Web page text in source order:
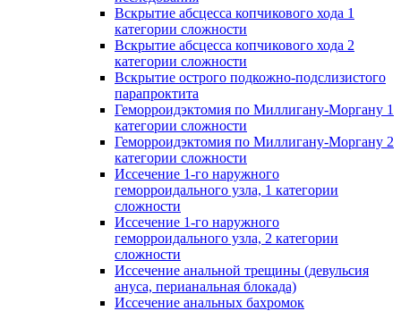
Вскрытие абсцесса копчикового хода 1
категории сложности
Вскрытие абсцесса копчикового хода 2
категории сложности
Вскрытие острого подкожно-подслизистого
парапроктита
Геморроидэктомия по Миллигану-Моргану 1
категории сложности
Геморроидэктомия по Миллигану-Моргану 2
категории сложности
Иссечение 1-го наружного
геморроидального узла, 1 категории
сложности
Иссечение 1-го наружного
геморроидального узла, 2 категории
сложности
Иссечение анальной трещины (девульсия
ануса, перианальная блокада)
Иссечение анальных бахромок